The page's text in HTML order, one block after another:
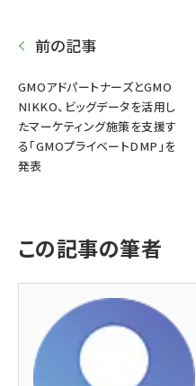
前の記事
GMOアドパートナーズとGMO
NIKKO、ビッグデータを活用し
たマーケティング施策を支援す
る「GMOプライベートDMP」を
発表
この記事の筆者